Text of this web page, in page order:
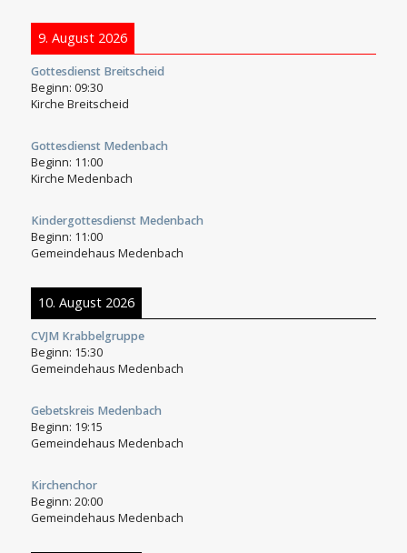
9. August 2026
Gottesdienst Breitscheid
Beginn: 09:30
Kirche Breitscheid
Gottesdienst Medenbach
Beginn: 11:00
Kirche Medenbach
Kindergottesdienst Medenbach
Beginn: 11:00
Gemeindehaus Medenbach
10. August 2026
CVJM Krabbelgruppe
Beginn: 15:30
Gemeindehaus Medenbach
Gebetskreis Medenbach
Beginn: 19:15
Gemeindehaus Medenbach
Kirchenchor
Beginn: 20:00
Gemeindehaus Medenbach